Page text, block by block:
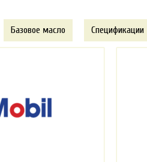
Базовое масло Спецификации